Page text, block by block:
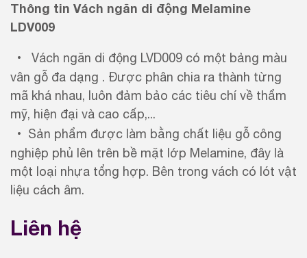
Thông tin Vách ngăn di động Melamine
LDV009
Vách ngăn di động LVD009 có một bảng màu
vân gỗ đa dạng . Được phân chia ra thành từng
mã khá nhau, luôn đảm bảo các tiêu chí về thẩm
mỹ, hiện đại và cao cấp,...
Sản phẩm được làm bằng chất liệu gỗ công
nghiệp phủ lên trên bề mặt lớp Melamine, đây là
một loại nhựa tổng hợp. Bên trong vách có lót vật
liệu cách âm.
Liên hệ